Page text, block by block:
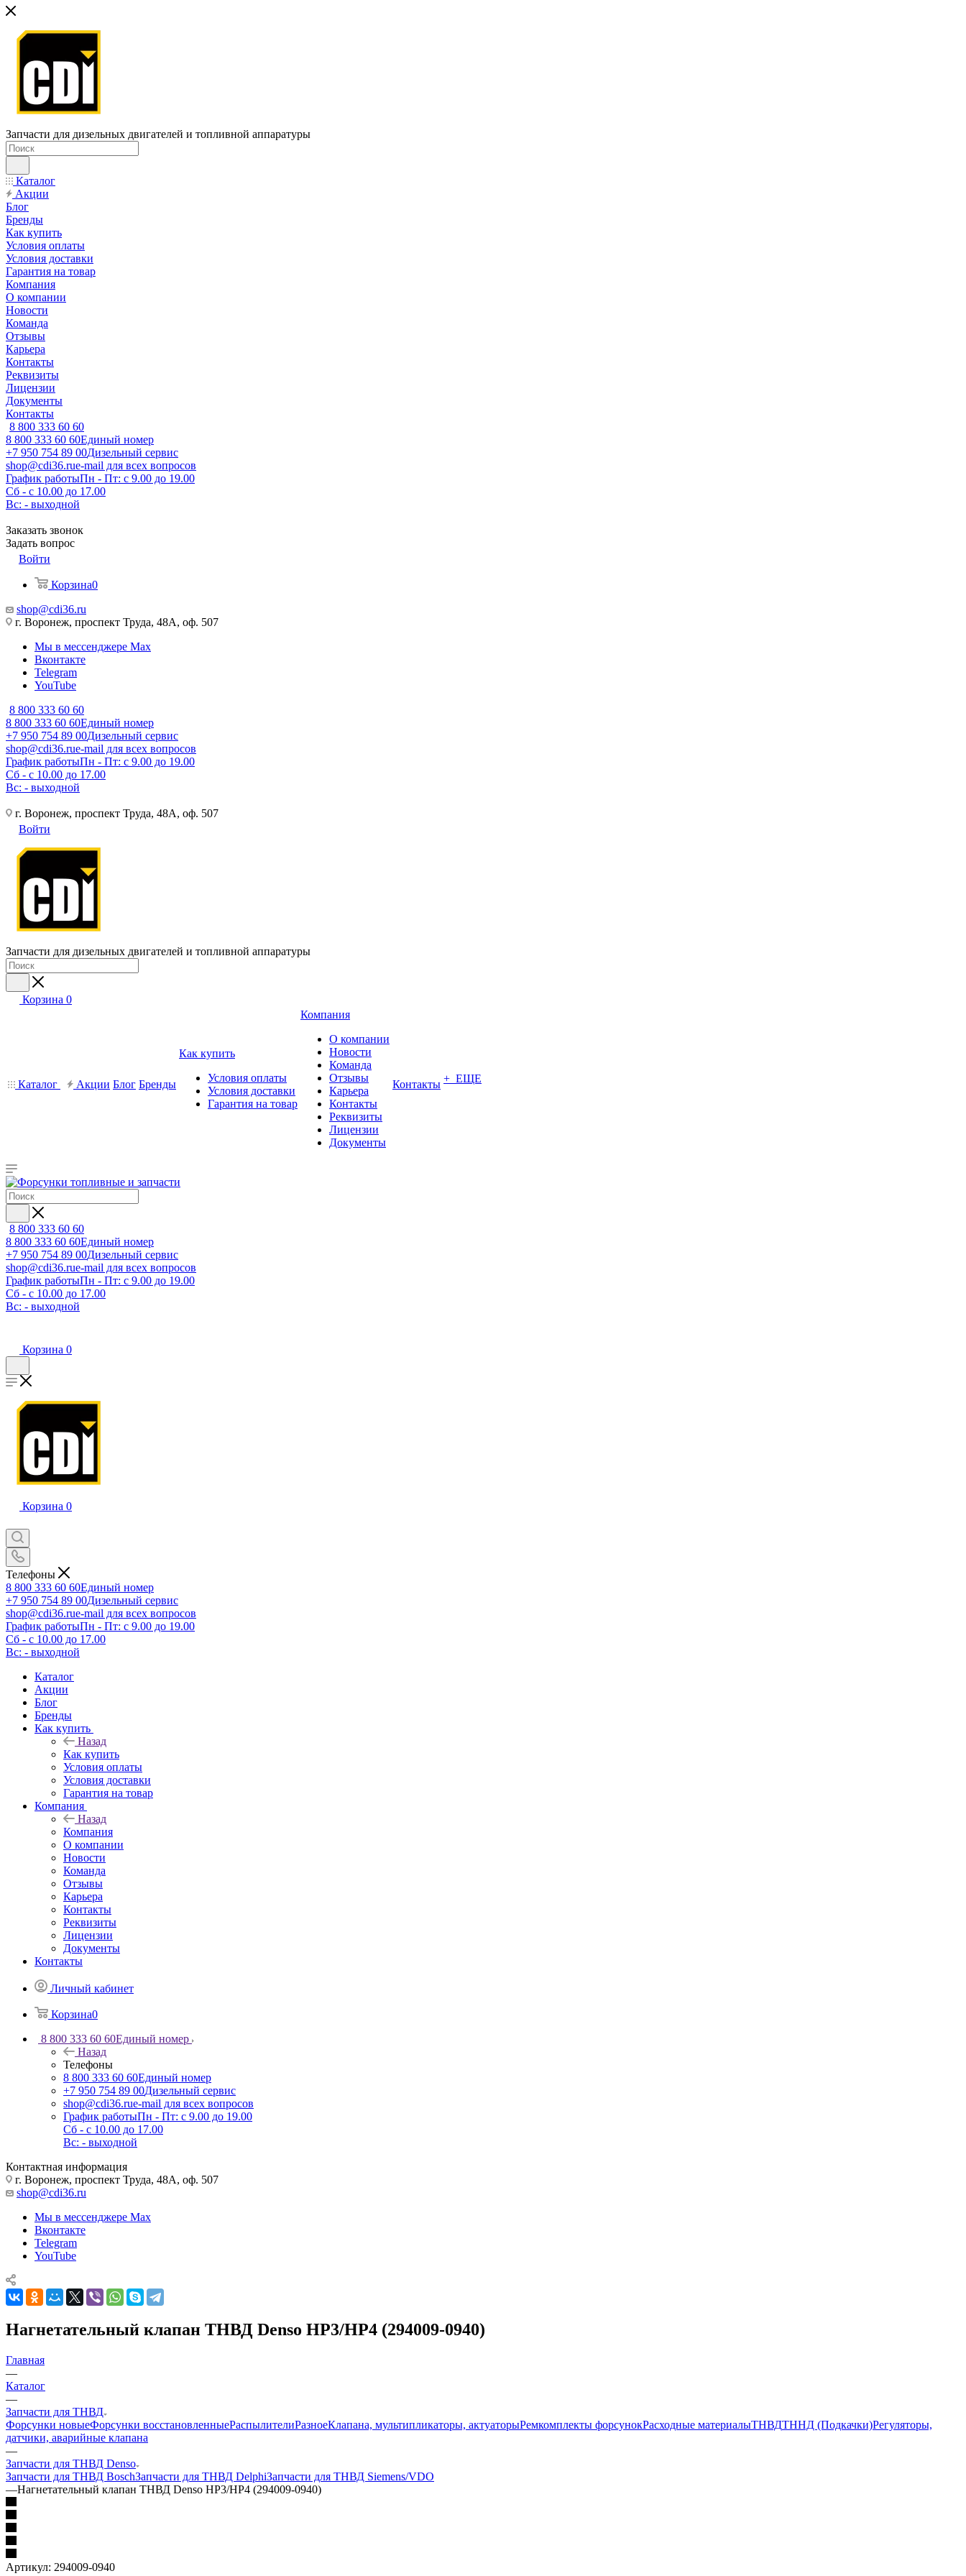
Запчасти для дизельных двигателей и топливной аппаратуры
Каталог
Акции
Блог
Бренды
Как купить
Условия оплаты
Условия доставки
Гарантия на товар
Компания
О компании
Новости
Команда
Отзывы
Карьера
Контакты
Реквизиты
Лицензии
Документы
Контакты
8 800 333 60 60
8 800 333 60 60Единый номер
+7 950 754 89 00Дизельный сервис
shop@cdi36.rue-mail для всех вопросов
График работыПн - Пт: с 9.00 до 19.00
Сб - с 10.00 до 17.00
Вс: - выходной
Заказать звонок
Задать вопрос
Войти
Корзина0
shop@cdi36.ru
г. Воронеж, проспект Труда, 48А, оф. 507
Мы в мессенджере Max
Вконтакте
Telegram
YouTube
8 800 333 60 60
8 800 333 60 60Единый номер
+7 950 754 89 00Дизельный сервис
shop@cdi36.rue-mail для всех вопросов
График работыПн - Пт: с 9.00 до 19.00
Сб - с 10.00 до 17.00
Вс: - выходной
г. Воронеж, проспект Труда, 48А, оф. 507
Войти
Запчасти для дизельных двигателей и топливной аппаратуры
Корзина 0
Каталог Акции Блог Бренды
Как купить
Условия оплаты
Условия доставки
Гарантия на товар
Компания
О компании
Новости
Команда
Отзывы
Карьера
Контакты
Реквизиты
Лицензии
Документы
Контакты + ЕЩЕ
8 800 333 60 60
8 800 333 60 60Единый номер
+7 950 754 89 00Дизельный сервис
shop@cdi36.rue-mail для всех вопросов
График работыПн - Пт: с 9.00 до 19.00
Сб - с 10.00 до 17.00
Вс: - выходной
Корзина 0
Корзина 0
Телефоны
8 800 333 60 60Единый номер
+7 950 754 89 00Дизельный сервис
shop@cdi36.rue-mail для всех вопросов
График работыПн - Пт: с 9.00 до 19.00
Сб - с 10.00 до 17.00
Вс: - выходной
Каталог
Акции
Блог
Бренды
Как купить
Назад
Как купить
Условия оплаты
Условия доставки
Гарантия на товар
Компания
Назад
Компания
О компании
Новости
Команда
Отзывы
Карьера
Контакты
Реквизиты
Лицензии
Документы
Контакты
Личный кабинет
Корзина0
8 800 333 60 60Единый номер
Назад
Телефоны
8 800 333 60 60Единый номер
+7 950 754 89 00Дизельный сервис
shop@cdi36.rue-mail для всех вопросов
График работыПн - Пт: с 9.00 до 19.00
Сб - с 10.00 до 17.00
Вс: - выходной
Контактная информация
г. Воронеж, проспект Труда, 48А, оф. 507
shop@cdi36.ru
Мы в мессенджере Max
Вконтакте
Telegram
YouTube
Нагнетательный клапан ТНВД Denso HP3/HP4 (294009-0940)
Главная
—
Каталог
—
Запчасти для ТНВД
Форсунки новыеФорсунки восстановленныеРаспылителиРазноеКлапана, мультипликаторы, актуаторыРемкомплекты форсунокРасходные материалыТНВДТННД (Подкачки)Регуляторы,
датчики, аварийные клапана
—
Запчасти для ТНВД Denso
Запчасти для ТНВД BoschЗапчасти для ТНВД DelphiЗапчасти для ТНВД Siemens/VDO
—Нагнетательный клапан ТНВД Denso HP3/HP4 (294009-0940)
Артикул: 294009-0940